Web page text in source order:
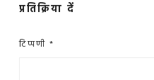
प्रतिक्रिया दें
टिप्पणी *